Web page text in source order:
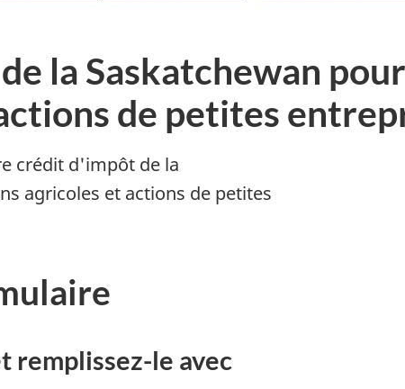
la Saskatchewan
de petites
crédit d'impôt de la
agricoles et actions de petites
remplissez-le avec